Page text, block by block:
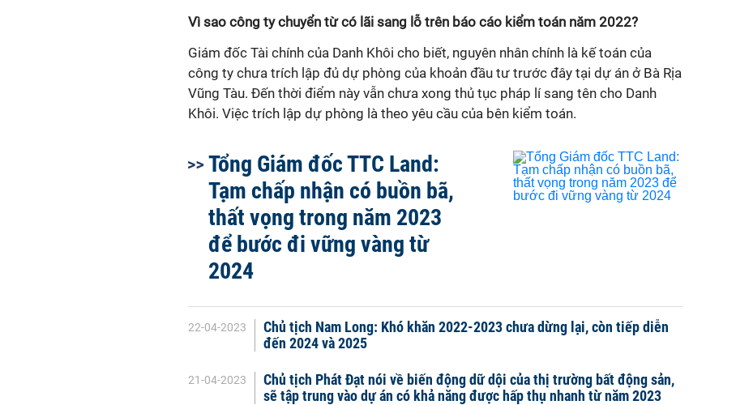
Vì sao công ty chuyển từ có lãi sang lỗ trên báo cáo kiểm toán năm 2022?
Giám đốc Tài chính của Danh Khôi cho biết, nguyên nhân chính là kế toán của
công ty chưa trích lập đủ dự phòng của khoản đầu tư trước đây tại dự án ở Bà Rịa
Vũng Tàu. Đến thời điểm này vẫn chưa xong thủ tục pháp lí sang tên cho Danh
Khôi. Việc trích lập dự phòng là theo yêu cầu của bên kiểm toán.
Tổng Giám đốc TTC Land:
Tạm chấp nhận có buồn bã,
thất vọng trong năm 2023
để bước đi vững vàng từ
2024
22-04-2023
Chủ tịch Nam Long: Khó khăn 2022-2023 chưa dừng lại, còn tiếp diễn
đến 2024 và 2025
21-04-2023
Chủ tịch Phát Đạt nói về biến động dữ dội của thị trường bất động sản,
sẽ tập trung vào dự án có khả năng được hấp thụ nhanh từ năm 2023